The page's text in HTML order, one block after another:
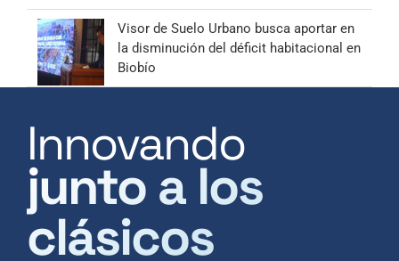
Visor de Suelo Urbano busca aportar en
la disminución del déficit habitacional en
Biobío
Innovando
junto a los
clásicos